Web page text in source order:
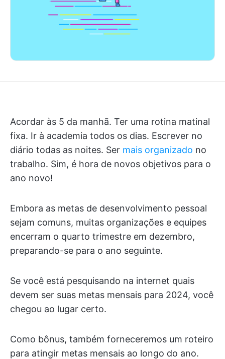
Acordar às 5 da manhã. Ter uma rotina matinal
fixa. Ir à academia todos os dias. Escrever no
diário todas as noites. Ser mais organizado no
trabalho. Sim, é hora de novos objetivos para o
ano novo!
Embora as metas de desenvolvimento pessoal
sejam comuns, muitas organizações e equipes
encerram o quarto trimestre em dezembro,
preparando-se para o ano seguinte.
Se você está pesquisando na internet quais
devem ser suas metas mensais para 2024, você
chegou ao lugar certo.
Como bônus, também forneceremos um roteiro
para atingir metas mensais ao longo do ano.